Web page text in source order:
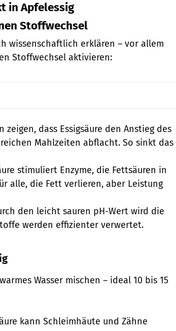
in Apfelessig
Stoffwechsel
wissenschaftlich erklären – vor allem
Stoffwechsel aktivieren:
zeigen, dass Essigsäure den Anstieg des
Mahlzeiten abflacht. So sinkt das
stimuliert Enzyme, die Fettsäuren in
alle, die Fett verlieren, aber Leistung
den leicht sauren pH-Wert wird die
werden effizienter verwertet.
Wasser mischen – ideal 10 bis 15
kann Schleimhäute und Zähne